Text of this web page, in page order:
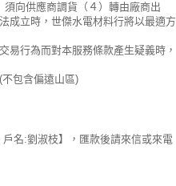
向供應商調貨（４）轉由廠商出
成立時，世傑水電材料行將以最適方
易行為而對本服務條款產生疑義時，
包含偏遠山區)
戶名:劉淑枝】，匯款後請來信或來電